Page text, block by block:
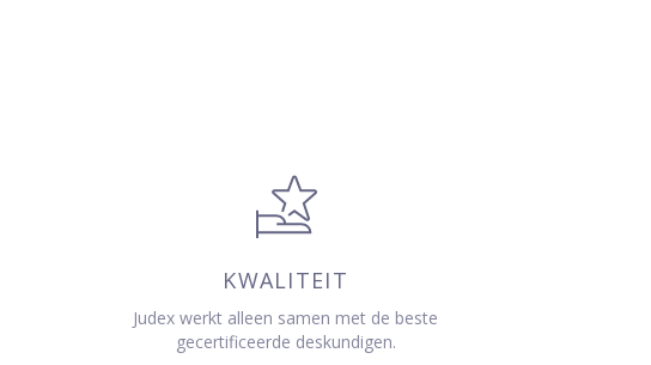
KWALITEIT
Judex werkt alleen samen met de beste
gecertificeerde deskundigen.